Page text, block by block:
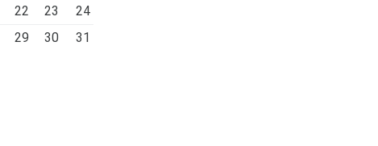
22 23
24
29 30 31